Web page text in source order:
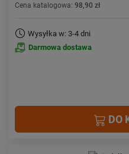
Cena katalogowa: 98,90 zł
Wysyłka w: 3-4 dni
Darmowa dostawa
DO